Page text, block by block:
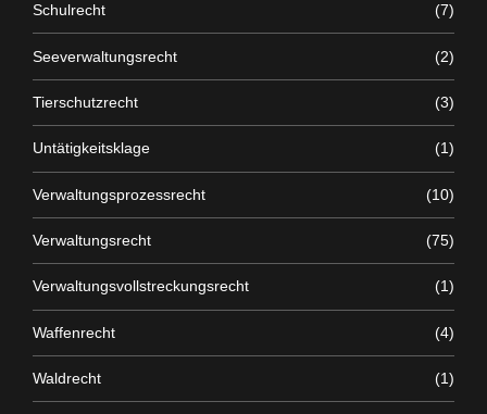
Schulrecht (7)
Seeverwaltungsrecht (2)
Tierschutzrecht (3)
Untätigkeitsklage (1)
Verwaltungsprozessrecht (10)
Verwaltungsrecht (75)
Verwaltungsvollstreckungsrecht (1)
Waffenrecht (4)
Waldrecht (1)